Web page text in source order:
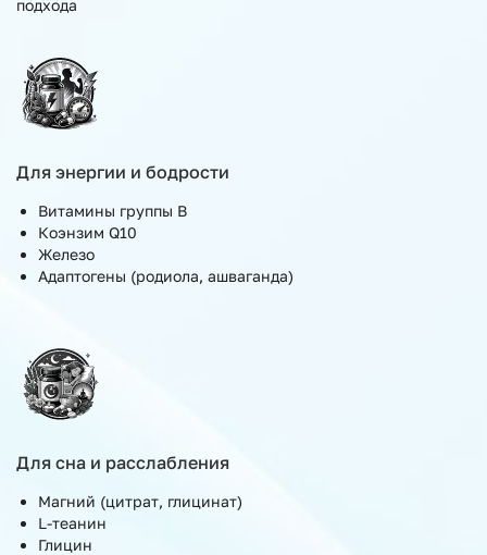
подхода
Для энергии и бодрости
Витамины группы B
Коэнзим Q10
Железо
Адаптогены (родиола, ашваганда)
Для сна и расслабления
Магний (цитрат, глицинат)
L-теанин
Глицин